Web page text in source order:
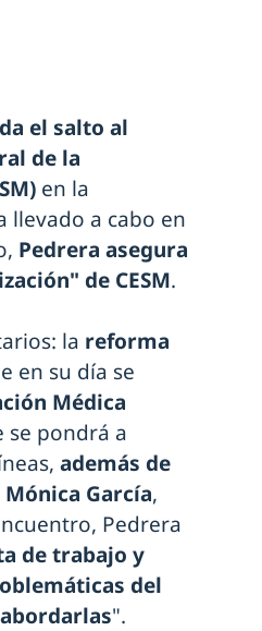
el salto al
de la
en la
llevado a cabo en
Pedrera asegura
de CESM.
la reforma
en su día se
Médica
se pondrá a
además de
García,
Pedrera
de trabajo y
del
".